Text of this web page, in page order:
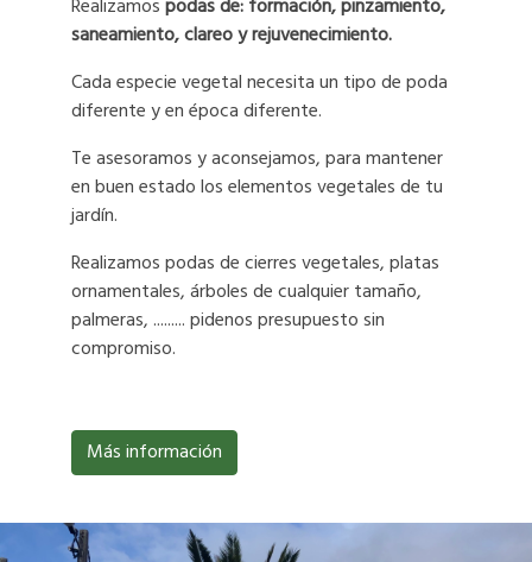
Realizamospodas de: formación, pinzamiento,
saneamiento, clareo y rejuvenecimiento.
Cada especie vegetal necesita un tipo de poda
diferente y en época diferente.
Te asesoramos y aconsejamos, para mantener
en buen estado los elementos vegetales de tu
jardín.
Realizamos podas de cierres vegetales, platas
ornamentales, árboles de cualquier tamaño,
palmeras, ......... pidenos presupuesto sin
compromiso.
Más información